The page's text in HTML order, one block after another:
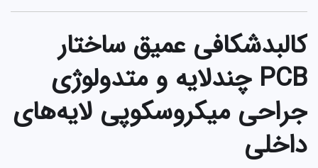
کالبدشکافی عمیق ساختار
PCB چندلایه و متدولوژی
جراحی میکروسکوپی لایه‌های
داخلی